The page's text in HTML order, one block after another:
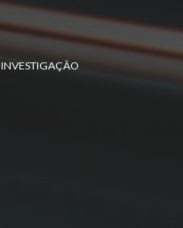
INVESTIGAÇÃO